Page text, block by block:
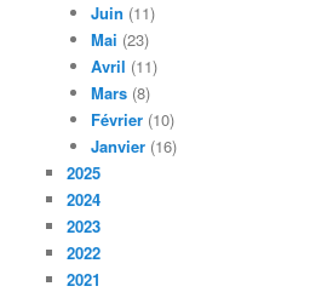
Juin (11)
Mai (23)
Avril (11)
Mars (8)
Février (10)
Janvier (16)
2025
2024
2023
2022
2021